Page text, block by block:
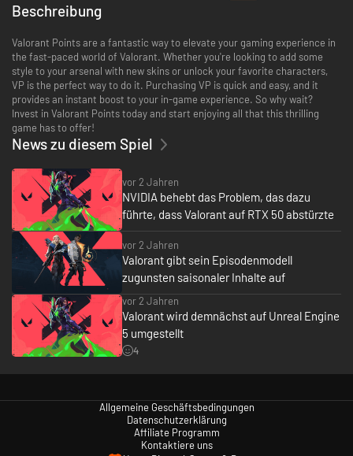
Beschreibung
Valorant Points are a fantastic way to elevate your gaming experience in
the fast-paced world of Valorant. Whether you're looking to add some
style to your arsenal with new skins or unlock your favorite characters,
VP is the perfect way to do it. Purchasing VP is quick and easy, and it
provides an instant boost to your in-game experience. So why wait?
Invest in Valorant Points today and start enjoying all that this thrilling
game has to offer!
News zu diesem Spiel
vor 2 Jahren
NVIDIA behebt das Problem, das dazu
führte, dass Valorant auf RTX 50 abstürzte
vor 2 Jahren
Valorant gibt sein Episodenmodell
zugunsten saisonaler Inhalte auf
vor 2 Jahren
Valorant wird demnächst auf Unreal Engine
5 umgestellt
4
Allgemeine Geschäftsbedingungen
Datenschutzerklärung
Affiliate Programm
Kontaktiere uns